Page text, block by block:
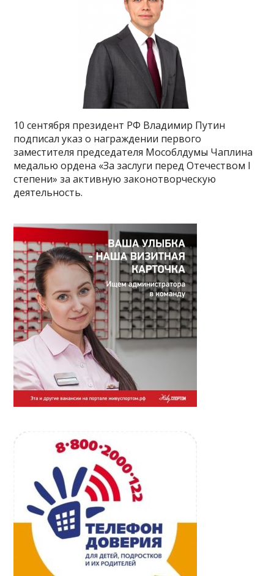
10 сентября президент РФ Владимир Путин
подписал указ о награждении первого
заместителя председателя Мособлдумы Чаплина
медалью ордена «За заслуги перед Отечеством I
степени» за активную законотворческую
деятельность.